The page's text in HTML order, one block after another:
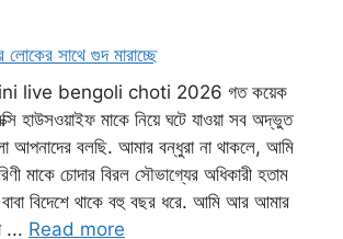
লোকের সাথে গুদ মারাচ্ছে
live bengoli choti 2026 গত কয়েক
হাউসওয়াইফ মাকে নিয়ে ঘটে যাওয়া সব অদ্ভুত
আপনাদের বলছি. আমার বন্ধুরা না থাকলে, আমি
মাকে চোদার বিরল সৌভাগ্যের অধিকারী হতাম
বিদেশে থাকে বহু বছর ধরে. আমি আর আমার
... Read more